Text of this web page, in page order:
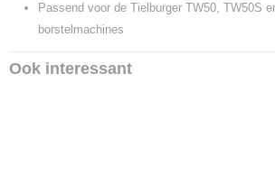
Passend voor de Tielburger TW50, TW50S
borstelmachines
Ook interessant